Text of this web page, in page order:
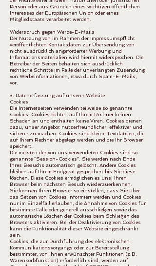
Person oder aus Gründen eines wichtigen öffentlichen
Interesses der Europäischen Union oder eines
Mitgliedstaats verarbeitet werden.
Widerspruch gegen Werbe-E-Mails
Der Nutzung von im Rahmen der Impressumspflicht
veröffentlichten Kontaktdaten zur Übersendung von
nicht ausdrücklich angeforderter Werbung und
Informationsmaterialien wird hiermit widersprochen. Die
Betreiber der Seiten behalten sich ausdrücklich
rechtliche Schritte im Falle der unverlangten Zusendung
von Werbeinformationen, etwa durch Spam-E-Mails,
vor.
3. Datenerfassung auf unserer Website
Cookies
Die Internetseiten verwenden teilweise so genannte
Cookies. Cookies richten auf Ihrem Rechner keinen
Schaden an und enthalten keine Viren. Cookies dienen
dazu, unser Angebot nutzerfreundlicher, effektiver und
sicherer zu machen. Cookies sind kleine Textdateien, die
auf Ihrem Rechner abgelegt werden und die Ihr Browser
speichert.
Die meisten der von uns verwendeten Cookies sind so
genannte “Session-Cookies”. Sie werden nach Ende
Ihres Besuchs automatisch gelöscht. Andere Cookies
bleiben auf Ihrem Endgerät gespeichert bis Sie diese
löschen. Diese Cookies ermöglichen es uns, Ihren
Browser beim nächsten Besuch wiederzuerkennen.
Sie können Ihren Browser so einstellen, dass Sie über
das Setzen von Cookies informiert werden und Cookies
nur im Einzelfall erlauben, die Annahme von Cookies für
bestimmte Fälle oder generell ausschließen sowie das
automatische Löschen der Cookies beim Schließen des
Browsers aktivieren. Bei der Deaktivierung von Cookies
kann die Funktionalität dieser Website eingeschränkt
sein.
Cookies, die zur Durchführung des elektronischen
Kommunikationsvorgangs oder zur Bereitstellung
bestimmter, von Ihnen erwünschter Funktionen (z.B.
Warenkorbfunktion) erforderlich sind, werden auf